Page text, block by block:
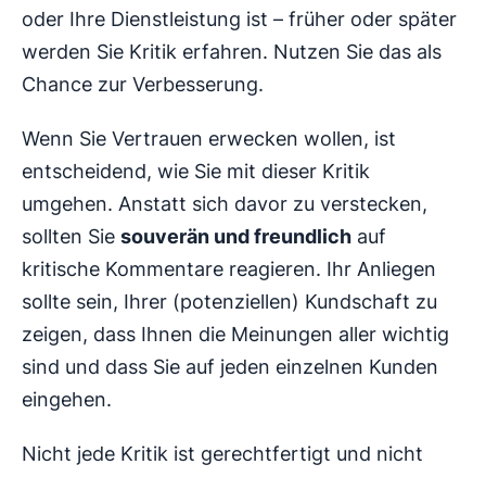
oder Ihre Dienstleistung ist – früher oder später
werden Sie Kritik erfahren. Nutzen Sie das als
Chance zur Verbesserung.
Wenn Sie Vertrauen erwecken wollen, ist
entscheidend, wie Sie mit dieser Kritik
umgehen. Anstatt sich davor zu verstecken,
sollten Sie souverän und freundlich auf
kritische Kommentare reagieren. Ihr Anliegen
sollte sein, Ihrer (potenziellen) Kundschaft zu
zeigen, dass Ihnen die Meinungen aller wichtig
sind und dass Sie auf jeden einzelnen Kunden
eingehen.
Nicht jede Kritik ist gerechtfertigt und nicht